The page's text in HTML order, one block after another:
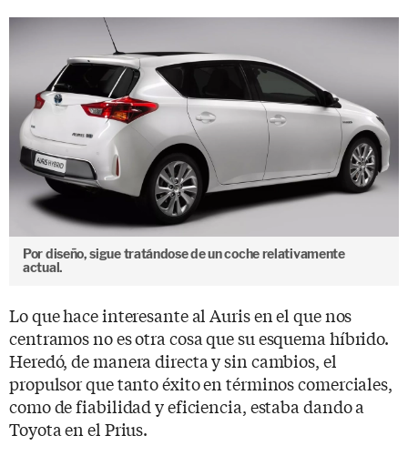
Por diseño, sigue tratándose de un coche relativamente
actual.
Lo que hace interesante al Auris en el que nos
centramos no es otra cosa que su esquema híbrido.
Heredó, de manera directa y sin cambios, el
propulsor que tanto éxito en términos comerciales,
como de fiabilidad y eficiencia, estaba dando a
Toyota en el Prius.